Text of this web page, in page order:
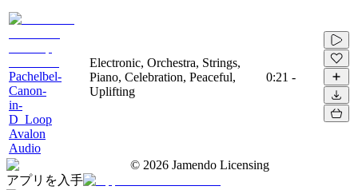
Pachelbel-
Canon-
in-
D_Loop
Avalon
Audio
Electronic, Orchestra, Strings,
Piano, Celebration, Peaceful,
Uplifting
0:21 -
© 2026 Jamendo Licensing
アプリを入手